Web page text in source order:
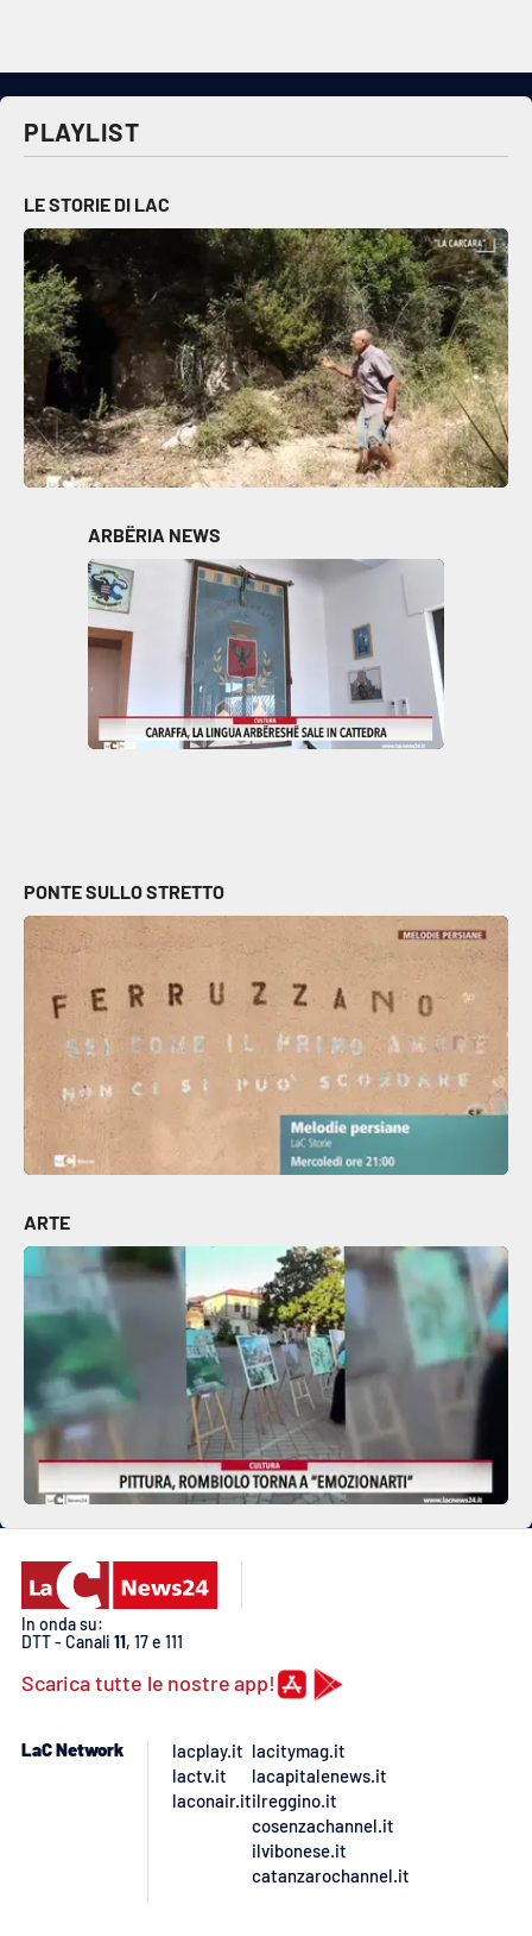
PLAYLIST
LE STORIE DI LAC
ARBËRIA NEWS
PONTE SULLO STRETTO
ARTE
In onda su:
DTT - Canali 11, 17 e 111
Scarica tutte le nostre app!
LaC Network
lacplay.it
lactv.it
laconair.it
lacitymag.it
lacapitalenews.it
ilreggino.it
cosenzachannel.it
ilvibonese.it
catanzarochannel.it